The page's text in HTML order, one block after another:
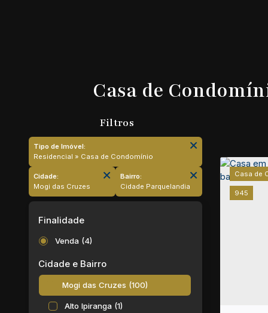
Casa de
Tipo de Imóvel:
Residencial » Casa de Condomínio
Cidade:
Mogi das Cruzes
Bairro:
Cidade Parquelandia
Finalidade
Venda (4)
Cidade e Bairro
Mogi das Cruzes (100)
Alto Ipiranga (1)
945
Casa de